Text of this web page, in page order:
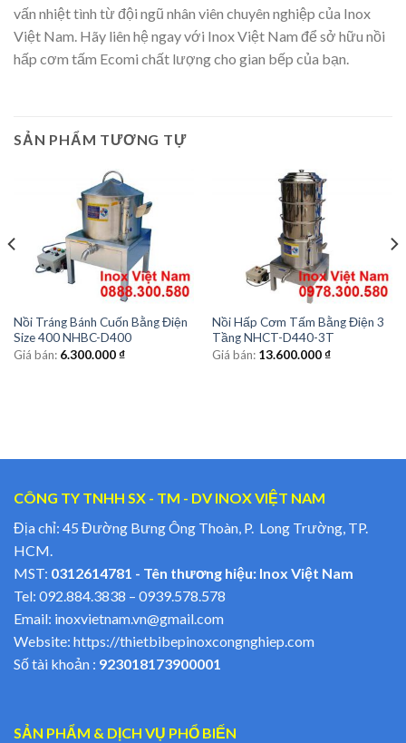
vấn nhiệt tình từ đội ngũ nhân viên chuyên nghiệp của Inox
Việt Nam. Hãy liên hệ ngay với Inox Việt Nam để sở hữu nồi
hấp cơm tấm Ecomi chất lượng cho gian bếp của bạn.
SẢN PHẨM TƯƠNG TỰ
Nồi Tráng Bánh Cuốn Bằng Điện
Size 400 NHBC-D400
Giá bán: 6.300.000₫
Nồi Hấp Cơm Tấm Bằng Điện 3
Tầng NHCT-D440-3T
Giá bán: 13.600.000₫
CÔNG TY TNHH SX - TM - DV INOX VIỆT NAM
Địa chỉ: 45 Đường Bưng Ông Thoàn, P. Long Trường, TP.
HCM.
MST: 0312614781 - Tên thương hiệu: Inox Việt Nam
Tel: 092.884.3838 – 0939.578.578
Email: inoxvietnam.vn@gmail.com
Website: https://thietbibepinoxcongnghiep.com
Số tài khoản : 923018173900001
SẢN PHẨM & DỊCH VỤ PHỔ BIẾN